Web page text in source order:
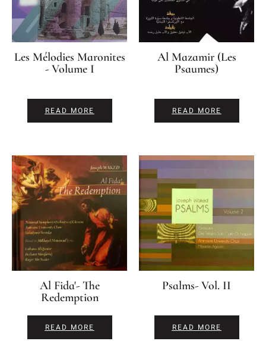
Les Mélodies Maronites
- Volume I
READ MORE
Al Mazamir (Les
Psaumes)
READ MORE
Al Fida'- The
Redemption
READ MORE
Psalms- Vol. II
READ MORE